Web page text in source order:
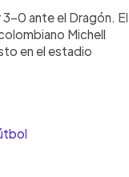
0 ante el Dragón. El
Michell
en el estadio